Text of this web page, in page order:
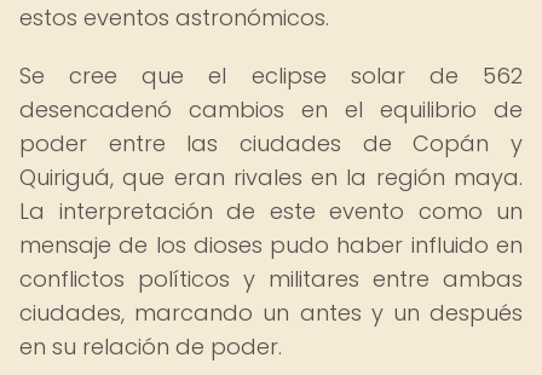
estos eventos astronómicos.
Se cree que el eclipse solar de 562
desencadenó cambios en el equilibrio de
poder entre las ciudades de Copán y
Quiriguá, que eran rivales en la región maya.
La interpretación de este evento como un
mensaje de los dioses pudo haber influido en
conflictos políticos y militares entre ambas
ciudades, marcando un antes y un después
en su relación de poder.